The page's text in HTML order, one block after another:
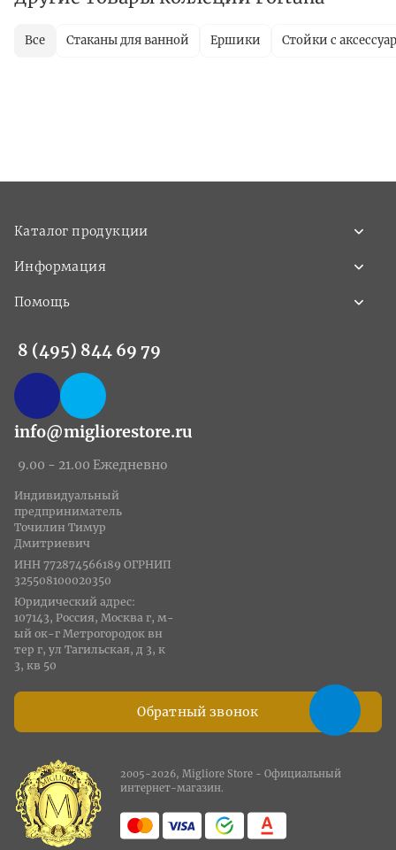
Все Стаканы для ванной Ершики Стойки с
Каталог продукции
Информация
Помощь
8 (495) 844 69 79
info@migliorestore.ru
9.00 - 21.00 Ежедневно
Обратный звонок
Индивидуальный
предприниматель
Точилин Тимур
Дмитриевич
ИНН 772874566189 ОГРНИП
325508100020350
Юридический адрес:
107143, Россия, Москва г, м-
ый ок-г Метрогородок вн
тер г, ул Тагильская, д 3, к
3, кв 50
2005-2026, Migliore Store - Официальный
интернет-магазин.